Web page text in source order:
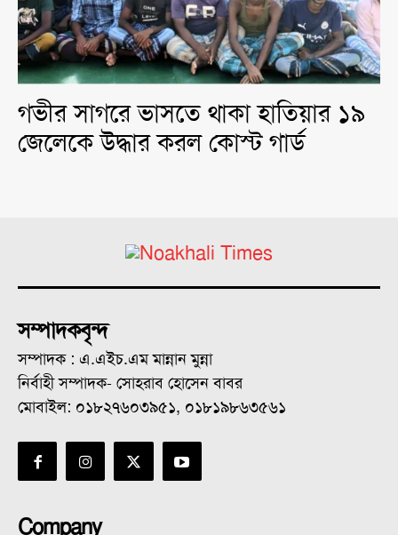
গভীর সাগরে ভাসতে থাকা হাতিয়ার ১৯
জেলেকে উদ্ধার করল কোস্ট গার্ড
সম্পাদকবৃন্দ
সম্পাদক : এ.এইচ.এম মান্নান মুন্না
নির্বাহী সম্পাদক- সোহরাব হোসেন বাবর
মোবাইল: ০১৮২৭৬০৩৯৫১, ০১৮১৯৮৬৩৫৬১
Company